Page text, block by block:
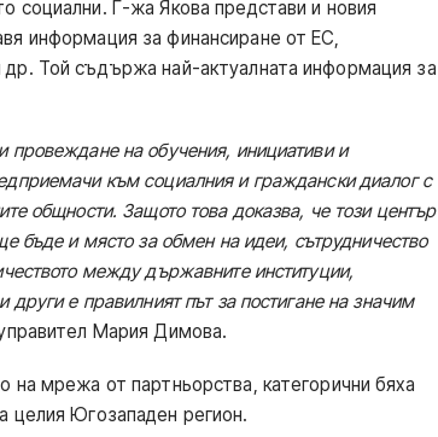
социални. Г-жа Якова представи и новия
информация за финансиране от ЕС,
Той съдържа най-актуалната информация за
провеждане на обучения, инициативи и
към социалния и граждански диалог с
общности. Защото това доказва, че този център
бъде и място за обмен на идеи, сътрудничество
между държавните институции,
други е правилният път за постигане на значим
Мария Димова.
на мрежа от партньорства, категорични бяха
целия Югозападен регион.